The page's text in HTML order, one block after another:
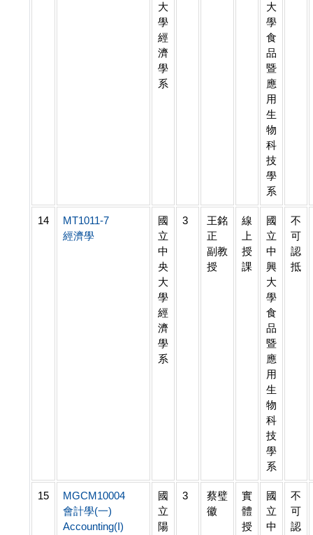
大
學
經
濟
學
系
大
學
食
品
暨
應
用
生
物
科
技
學
系
14
MT1011-7
經濟學
國
立
中
央
大
學
經
濟
學
系
3
王銘
正
副教
授
線
上
授
課
國
立
中
興
大
學
食
品
暨
應
用
生
物
科
技
學
系
不
可
認
抵
15
MGCM10004
會計學(一)
Accounting(I)
國
立
陽
3
蔡璧
徽
實
體
授
國
立
中
不
可
認